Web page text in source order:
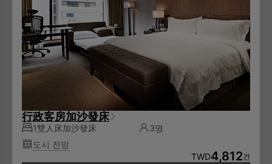
行政客房加沙發床
1雙人床加沙發床
3명
도시 전망
TWD4,812건